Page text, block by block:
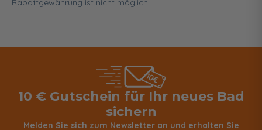
Rabattgewährung ist nicht möglich.
10 € Gutschein für Ihr neues Bad
sichern
Melden Sie sich zum Newsletter an und erhalten Sie